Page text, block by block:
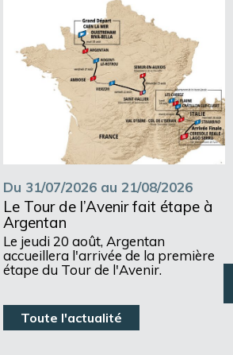
Du 31/07/2026 au 21/08/2026
Le Tour de l’Avenir fait étape à
Argentan
Le jeudi 20 août, Argentan
accueillera l'arrivée de la première
étape du Tour de l'Avenir.
Toute l'actualité